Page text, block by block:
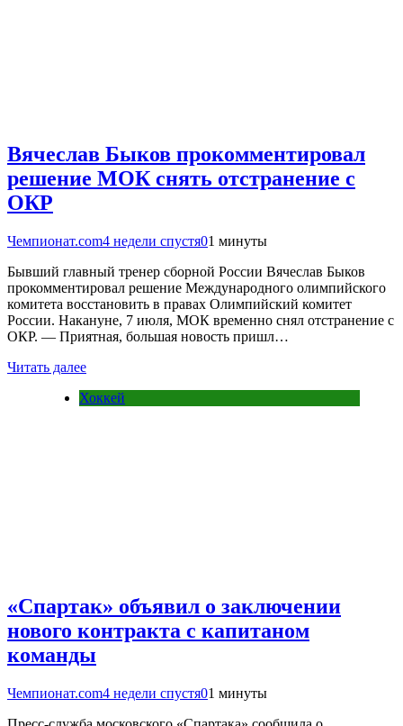
Вячеслав Быков прокомментировал
решение МОК снять отстранение с
ОКР
Чемпионат.com4 недели спустя01 минуты
Бывший главный тренер сборной России Вячеслав Быков
прокомментировал решение Международного олимпийского
комитета восстановить в правах Олимпийский комитет
России. Накануне, 7 июля, МОК временно снял отстранение с
ОКР. — Приятная, большая новость пришл…
Читать далее
Хоккей
«Спартак» объявил о заключении
нового контракта с капитаном
команды
Чемпионат.com4 недели спустя01 минуты